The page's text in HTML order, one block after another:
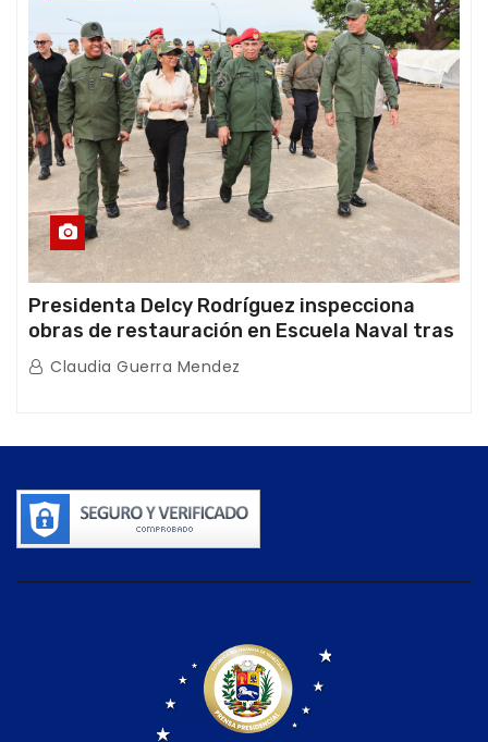
Presidenta Delcy Rodríguez inspecciona
obras de restauración en Escuela Naval tras
afectaciones sísmicas en La Guaira
Claudia Guerra Mendez